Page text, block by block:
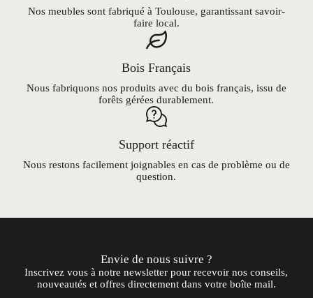
Nos meubles sont fabriqué à Toulouse, garantissant savoir-
faire local.
Bois Français
Nous fabriquons nos produits avec du bois français, issu de
forêts gérées durablement.
Support réactif
Nous restons facilement joignables en cas de problème ou de
question.
Envie de nous suivre ?
Inscrivez vous à notre newsletter pour recevoir nos conseils,
nouveautés et offres directement dans votre boîte mail.